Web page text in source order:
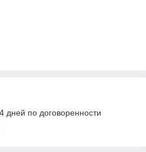
дней по договоренности